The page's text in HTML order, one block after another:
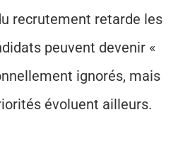
recrutement retarde les
peuvent devenir «
ignorés, mais
évoluent ailleurs.